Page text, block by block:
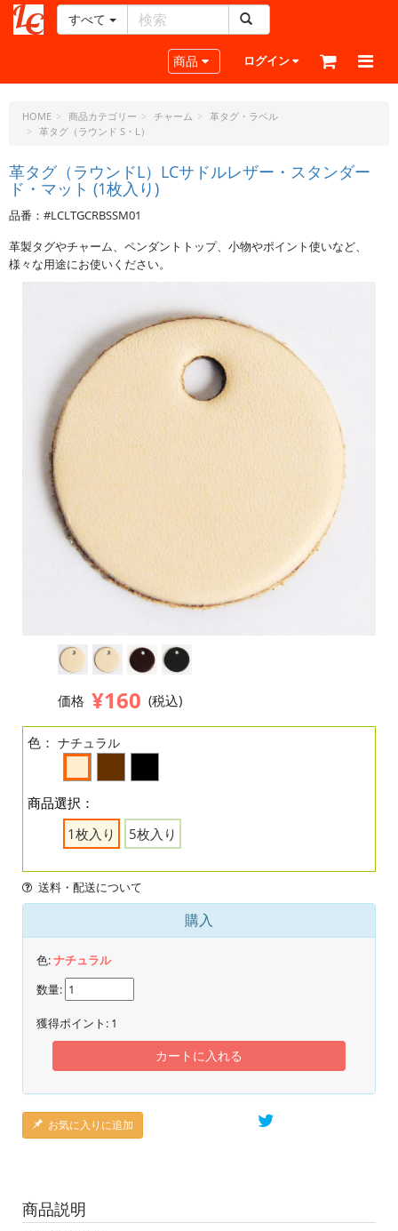
ー
ラ
フ
ド
ッ
ト・
ェ
ー
すべて
Toggle navigation
商品 ログイン
HOME 商品カテゴリー チャーム
革タグ・ラベル
革タグ（ラウンド S・L）
革タグ（ラウンドL）LCサドルレザー・スタンダー
ド・マット (1枚入り)
品番：#LCLTGCRBSSM01
革製タグやチャーム、ペンダントトップ、小物やポイント使いなど、
様々な用途にお使いください。
価格 ¥160 (税込)
色： ナチュラル
商品選択：
1枚入り
5枚入り
送料・配送について
購入
色:ナチュラル
数量:
獲得ポイント: 1
カートに入れる
お気に入りに追加
商品説明